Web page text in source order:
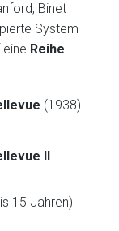
Binet
System
Reihe
(1938).
II
15 Jahren)